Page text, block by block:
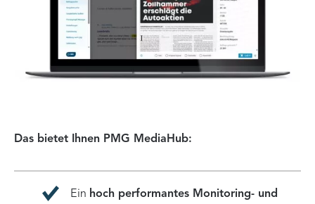
Das bietet Ihnen PMG MediaHub:
Ein hoch performantes Monitoring- und